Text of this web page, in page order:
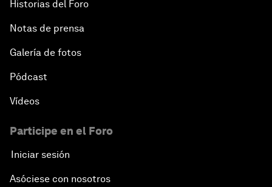
Historias del Foro
Notas de prensa
Galería de fotos
Pódcast
Vídeos
Participe en el Foro
Iniciar sesión
Asóciese con nosotros